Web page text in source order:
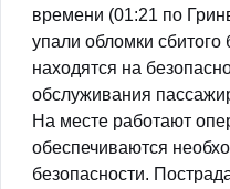
времени (01:21 по
упали обломки
находятся на
обслуживания
На месте работают
обеспечиваются
безопасности.